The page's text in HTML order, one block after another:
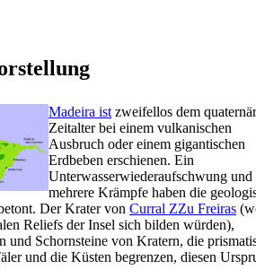
Madeira ist zweifellos dem
Zeitalter bei einem vulkanischen
Ausbruch oder einem gigantischen
Erdbeben erschienen. Ein
Unterwasserwiederaufschwung und
mehrere Krämpfe haben die
Der Krater von Curral ZZu Freiras
Reliefs der Insel sich bilden würden),
und Schornsteine von Kratern, die
und die Küsten begrenzen, diesen